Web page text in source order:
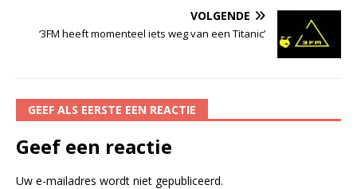
VOLGENDE
‘3FM heeft momenteel iets weg van een Titanic’
GEEF ALS EERSTE EEN REACTIE
Geef een reactie
Uw e-mailadres wordt niet gepubliceerd.